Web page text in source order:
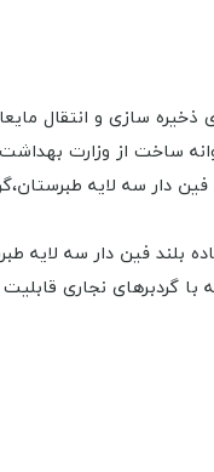
ذخیره سازی و انتقال
فوم دار مخزن 1000 لیتری
نجاری قابلیت